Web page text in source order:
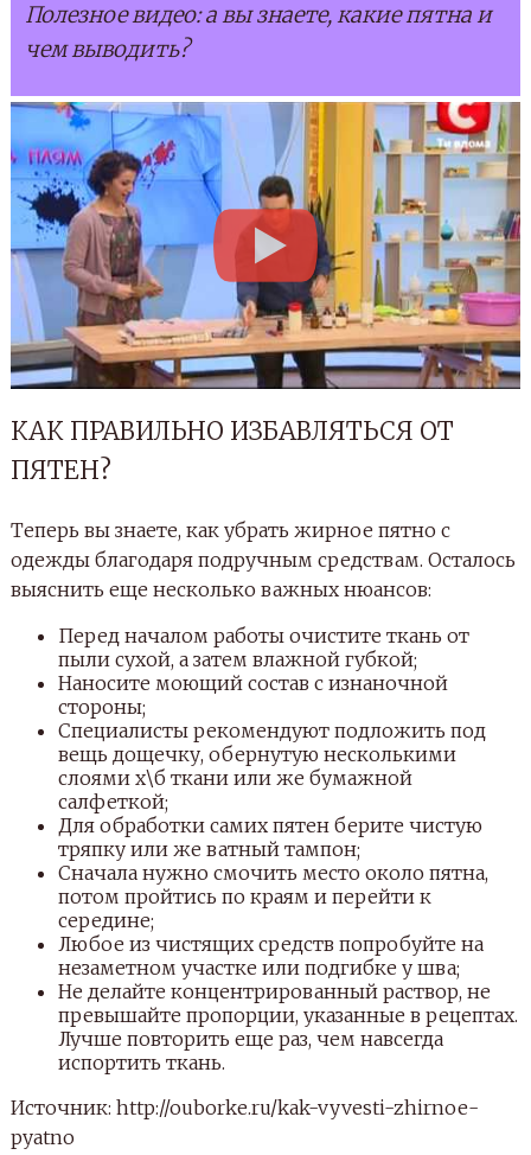
Полезное видео: а вы знаете, какие пятна и
чем выводить?
КАК ПРАВИЛЬНО ИЗБАВЛЯТЬСЯ ОТ
ПЯТЕН?
Теперь вы знаете, как убрать жирное пятно с
одежды благодаря подручным средствам. Осталось
выяснить еще несколько важных нюансов:
Перед началом работы очистите ткань от
пыли сухой, а затем влажной губкой;
Наносите моющий состав с изнаночной
стороны;
Специалисты рекомендуют подложить под
вещь дощечку, обернутую несколькими
слоями х\б ткани или же бумажной
салфеткой;
Для обработки самих пятен берите чистую
тряпку или же ватный тампон;
Сначала нужно смочить место около пятна,
потом пройтись по краям и перейти к
середине;
Любое из чистящих средств попробуйте на
незаметном участке или подгибке у шва;
Не делайте концентрированный раствор, не
превышайте пропорции, указанные в рецептах.
Лучше повторить еще раз, чем навсегда
испортить ткань.
Источник: http://ouborke.ru/kak-vyvesti-zhirnoe-
pyatno